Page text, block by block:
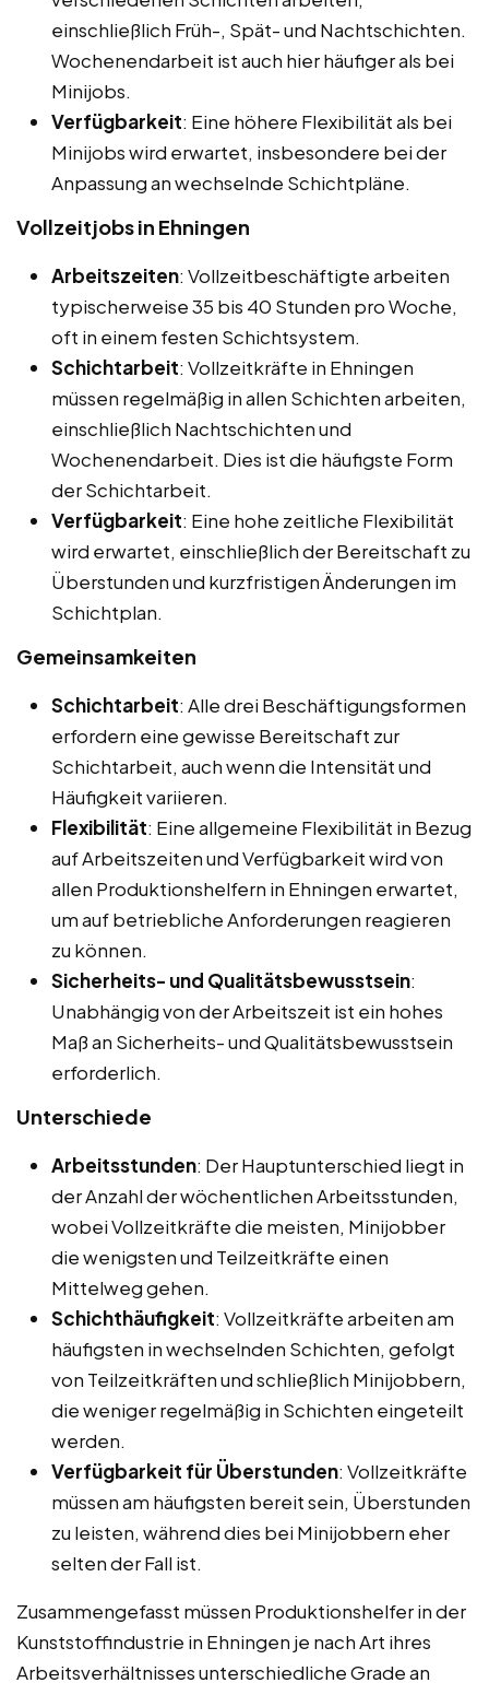
einschließlich Früh-, Spät- und Nachtschichten.
Wochenendarbeit ist auch hier häufiger als bei
Minijobs.
Verfügbarkeit: Eine höhere Flexibilität als bei
Minijobs wird erwartet, insbesondere bei der
Anpassung an wechselnde Schichtpläne.
Vollzeitjobs in Ehningen
Arbeitszeiten: Vollzeitbeschäftigte arbeiten
typischerweise 35 bis 40 Stunden pro Woche,
oft in einem festen Schichtsystem.
Schichtarbeit: Vollzeitkräfte in Ehningen
müssen regelmäßig in allen Schichten arbeiten,
einschließlich Nachtschichten und
Wochenendarbeit. Dies ist die häufigste Form
der Schichtarbeit.
Verfügbarkeit: Eine hohe zeitliche Flexibilität
wird erwartet, einschließlich der Bereitschaft zu
Überstunden und kurzfristigen Änderungen im
Schichtplan.
Gemeinsamkeiten
Schichtarbeit: Alle drei Beschäftigungsformen
erfordern eine gewisse Bereitschaft zur
Schichtarbeit, auch wenn die Intensität und
Häufigkeit variieren.
Flexibilität: Eine allgemeine Flexibilität in Bezug
auf Arbeitszeiten und Verfügbarkeit wird von
allen Produktionshelfern in Ehningen erwartet,
um auf betriebliche Anforderungen reagieren
zu können.
Sicherheits- und Qualitätsbewusstsein:
Unabhängig von der Arbeitszeit ist ein hohes
Maß an Sicherheits- und Qualitätsbewusstsein
erforderlich.
Unterschiede
Arbeitsstunden: Der Hauptunterschied liegt in
der Anzahl der wöchentlichen Arbeitsstunden,
wobei Vollzeitkräfte die meisten, Minijobber
die wenigsten und Teilzeitkräfte einen
Mittelweg gehen.
Schichthäufigkeit: Vollzeitkräfte arbeiten am
häufigsten in wechselnden Schichten, gefolgt
von Teilzeitkräften und schließlich Minijobbern,
die weniger regelmäßig in Schichten eingeteilt
werden.
Verfügbarkeit für Überstunden: Vollzeitkräfte
müssen am häufigsten bereit sein, Überstunden
zu leisten, während dies bei Minijobbern eher
selten der Fall ist.
Zusammengefasst müssen Produktionshelfer in der
Kunststoffindustrie in Ehningen je nach Art ihres
Arbeitsverhältnisses unterschiedliche Grade an